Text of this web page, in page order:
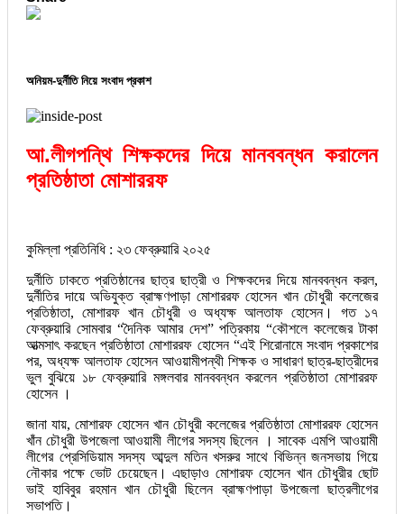
অনিয়ম-দুর্নীতি নিয়ে সংবাদ প্রকাশ
আ.লীগপন্থি শিক্ষকদের দিয়ে মানববন্ধন করালেন
প্রতিষ্ঠাতা মোশাররফ
কুমিল্লা প্রতিনিধি : ২৩ ফেব্রুয়ারি ২০২৫
দুর্নীতি ঢাকতে প্রতিষ্ঠানের ছাত্র ছাত্রী ও শিক্ষকদের দিয়ে মানববন্ধন করল,
দুর্নীতির দায়ে অভিযুক্ত ব্রাহ্মণপাড়া মোশাররফ হোসেন খান চৌধুরী কলেজের
প্রতিষ্ঠাতা, মোশারফ খান চৌধুরী ও অধ্যক্ষ আলতাফ হোসেন। গত ১৭
ফেব্রুয়ারি সোমবার “দৈনিক আমার দেশ” পত্রিকায় “কৌশলে কলেজের টাকা
আত্মসাৎ করছেন প্রতিষ্ঠাতা মোশাররফ হোসেন “এই শিরোনামে সংবাদ প্রকাশের
পর, অধ্যক্ষ আলতাফ হোসেন আওয়ামীপন্থী শিক্ষক ও সাধারণ ছাত্র-ছাত্রীদের
ভুল বুঝিয়ে ১৮ ফেব্রুয়ারি মঙ্গলবার মানববন্ধন করলেন প্রতিষ্ঠাতা মোশাররফ
হোসেন ।
জানা যায়, মোশারফ হোসেন খান চৌধুরী কলেজের প্রতিষ্ঠাতা মোশাররফ হোসেন
খাঁন চৌধুরী উপজেলা আওয়ামী লীগের সদস্য ছিলেন । সাবেক এমপি আওয়ামী
লীগের প্রেসিডিয়াম সদস্য আব্দুল মতিন খসরুর সাথে বিভিন্ন জনসভায় গিয়ে
নৌকার পক্ষে ভোট চেয়েছেন। এছাড়াও মোশারফ হোসেন খান চৌধুরীর ছোট
ভাই হাবিবুর রহমান খান চৌধুরী ছিলেন ব্রাহ্মণপাড়া উপজেলা ছাত্রলীগের
সভাপতি।